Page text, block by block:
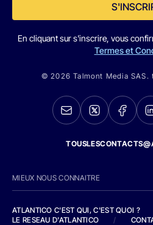
En cliquant sur s'inscrire, vous
Termes et
© 2026 Talmont Media
MIEUX NOUS CONNAITRE
ATLANTICO C'EST QUI, C'EST QUOI ?
LE RESEAU D'ATLANTICO
/